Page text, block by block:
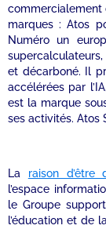
commercialement
marques : Atos
Numéro un
et décarboné. Il
accélérées par
est la marque
ses activités. Atos
La raison d’être
l’espace
le Groupe
l’éducation et de